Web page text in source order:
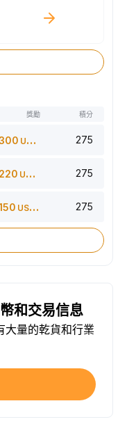
獎勵 積分
USDT 275
220 USDT 275
USDT 275
和交易信息
大量的乾貨和行業